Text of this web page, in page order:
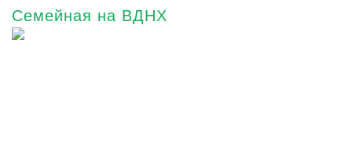
Семейная на ВДНХ